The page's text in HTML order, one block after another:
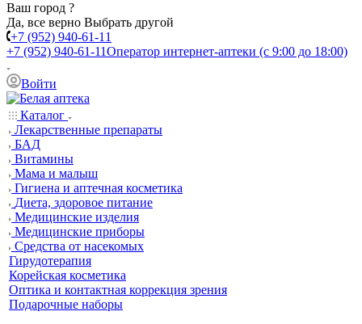
Ваш город ?
Да, все верно Выбрать другой
+7 (952) 940-61-11
+7 (952) 940-61-11Оператор интернет-аптеки (с 9:00 до 18:00)
Войти
Каталог
Лекарственные препараты
БАД
Витамины
Мама и малыш
Гигиена и аптечная косметика
Диета, здоровое питание
Медицинские изделия
Медицинские приборы
Средства от насекомых
Гирудотерапия
Корейская косметика
Оптика и контактная коррекция зрения
Подарочные наборы